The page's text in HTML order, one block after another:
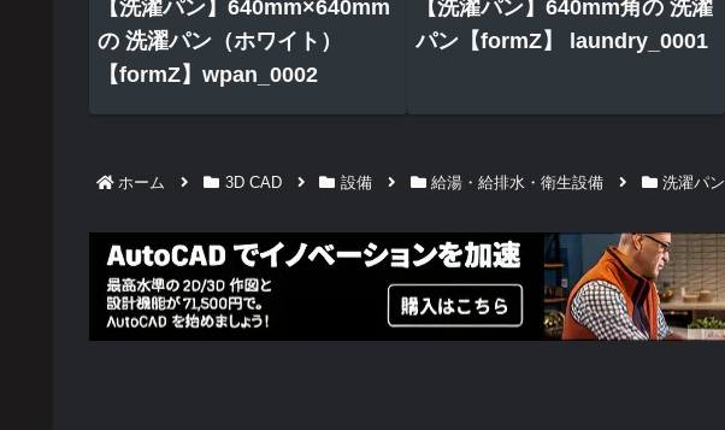
【洗濯パン】640mm×640mm
の 洗濯パン（ホワイト）
【formZ】wpan_0002
【洗濯パン】640mm角の 洗濯
パン【formZ】 laundry_0001
ホーム 3D CAD 設備 給湯・給排水・衛生設備 洗濯パン